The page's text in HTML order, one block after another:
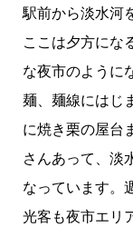
駅前から淡水河
ここは夕方にな
な夜市のように
麺、麺線にはじ
に焼き栗の屋台
さんあって、淡
なっています。
光客も夜市エリ